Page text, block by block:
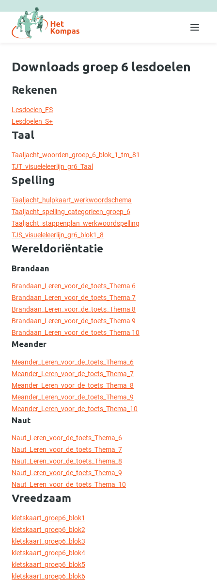
Menu
Downloads groep 6 lesdoelen
Rekenen
Lesdoelen_FS
Lesdoelen_S+
Taal
Taaljacht_woorden_groep_6_blok_1_tm_81
TJT_visueleleerlijn_gr6_Taal
Spelling
Taaljacht_hulpkaart_werkwoordschema
Taaljacht_spelling_categorieen_groep_6
Taaljacht_stappenplan_werkwoordspelling
TJS_visueleleerlijn_gr6_blok1_8
Wereldoriëntatie
Brandaan
Brandaan_Leren_voor_de_toets_Thema 6
Brandaan_Leren_voor_de_toets_Thema 7
Brandaan_Leren_voor_de_toets_Thema 8
Brandaan_Leren_voor_de_toets_Thema 9
Brandaan_Leren_voor_de_toets_Thema 10
Meander
Meander_Leren_voor_de_toets_Thema_6
Meander_Leren_voor_de_toets_Thema_7
Meander_Leren_voor_de_toets_Thema_8
Meander_Leren_voor_de_toets_Thema_9
Meander_Leren_voor_de_toets_Thema_10
Naut
Naut_Leren_voor_de_toets_Thema_6
Naut_Leren_voor_de_toets_Thema_7
Naut_Leren_voor_de_toets_Thema_8
Naut_Leren_voor_de_toets_Thema_9
Naut_Leren_voor_de_toets_Thema_10
Vreedzaam
kletskaart_groep6_blok1
kletskaart_groep6_blok2
kletskaart_groep6_blok3
kletskaart_groep6_blok4
kletskaart_groep6_blok5
kletskaart_groep6_blok6